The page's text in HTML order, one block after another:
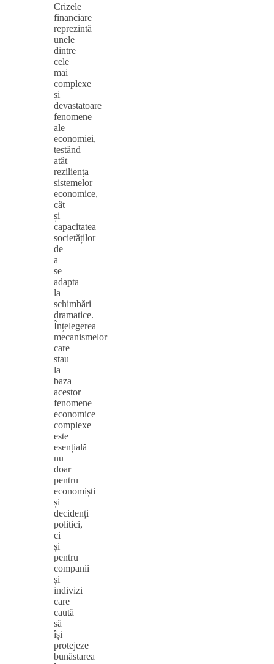
Crizele
financiare
reprezintă
unele
dintre
cele
mai
complexe
și
devastatoare
fenomene
ale
economiei,
testând
atât
reziliența
sistemelor
economice,
cât
și
capacitatea
societăților
de
a
se
adapta
la
schimbări
dramatice.
Înțelegerea
mecanismelor
care
stau
la
baza
acestor
fenomene
economice
complexe
este
esențială
nu
doar
pentru
economiști
și
decidenți
politici,
ci
și
pentru
companii
și
indivizi
care
caută
să
își
protejeze
bunăstarea